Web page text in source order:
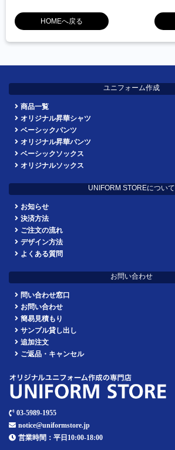
HOMEへ戻る
ユニフォーム作成
商品一覧
オリジナル昇華シャツ
ベーシックパンツ
オリジナル昇華パンツ
ベーシックソックス
オリジナルソックス
UNIFORM STOREについて
お知らせ
決済方法
ご注文の流れ
デザイン方法
よくある質問
お問い合わせ
問い合わせ窓口
お問い合わせ
簡易見積もり
サンプル貸し出し
追加注文
ご返品・キャンセル
03-5989-1955
notice@uniformstore.jp
営業時間：平日10:00-18:00